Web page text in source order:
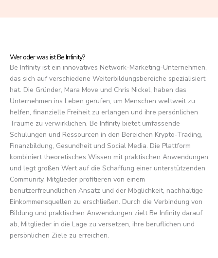
5
Wer oder was ist Be Infinity?
Be Infinity ist ein innovatives Network-Marketing-Unternehmen,
das sich auf verschiedene Weiterbildungsbereiche spezialisiert
hat. Die Gründer, Mara Move und Chris Nickel, haben das
Unternehmen ins Leben gerufen, um Menschen weltweit zu
helfen, finanzielle Freiheit zu erlangen und ihre persönlichen
Träume zu verwirklichen. Be Infinity bietet umfassende
Schulungen und Ressourcen in den Bereichen Krypto-Trading,
Finanzbildung, Gesundheit und Social Media. Die Plattform
kombiniert theoretisches Wissen mit praktischen Anwendungen
und legt großen Wert auf die Schaffung einer unterstützenden
Community. Mitglieder profitieren von einem
benutzerfreundlichen Ansatz und der Möglichkeit, nachhaltige
Einkommensquellen zu erschließen. Durch die Verbindung von
Bildung und praktischen Anwendungen zielt Be Infinity darauf
ab, Mitglieder in die Lage zu versetzen, ihre beruflichen und
persönlichen Ziele zu erreichen.